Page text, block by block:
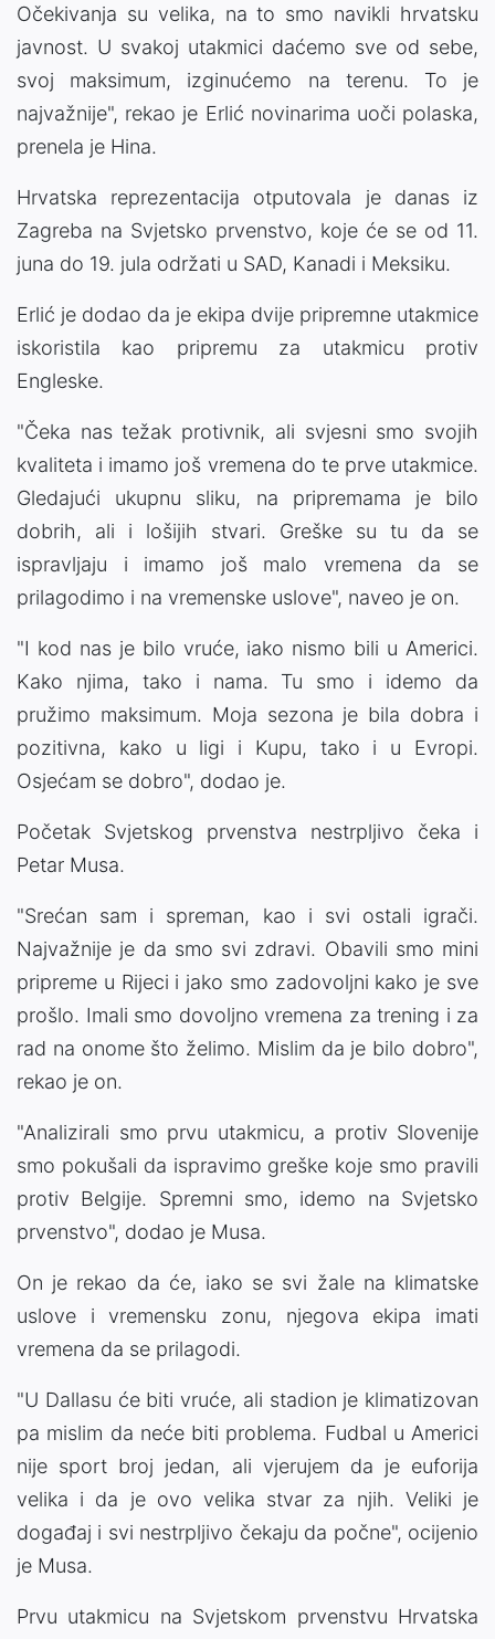
Očekivanja su velika, na to smo navikli hrvatsku
javnost. U svakoj utakmici daćemo sve od sebe,
svoj maksimum, izginućemo na terenu. To je
najvažnije", rekao je Erlić novinarima uoči polaska,
prenela je Hina.
Hrvatska reprezentacija otputovala je danas iz
Zagreba na Svjetsko prvenstvo, koje će se od 11.
juna do 19. jula održati u SAD, Kanadi i Meksiku.
Erlić je dodao da je ekipa dvije pripremne utakmice
iskoristila kao pripremu za utakmicu protiv
Engleske.
"Čeka nas težak protivnik, ali svjesni smo svojih
kvaliteta i imamo još vremena do te prve utakmice.
Gledajući ukupnu sliku, na pripremama je bilo
dobrih, ali i lošijih stvari. Greške su tu da se
ispravljaju i imamo još malo vremena da se
prilagodimo i na vremenske uslove", naveo je on.
"I kod nas je bilo vruće, iako nismo bili u Americi.
Kako njima, tako i nama. Tu smo i idemo da
pružimo maksimum. Moja sezona je bila dobra i
pozitivna, kako u ligi i Kupu, tako i u Evropi.
Osjećam se dobro", dodao je.
Početak Svjetskog prvenstva nestrpljivo čeka i
Petar Musa.
"Srećan sam i spreman, kao i svi ostali igrači.
Najvažnije je da smo svi zdravi. Obavili smo mini
pripreme u Rijeci i jako smo zadovoljni kako je sve
prošlo. Imali smo dovoljno vremena za trening i za
rad na onome što želimo. Mislim da je bilo dobro",
rekao je on.
"Analizirali smo prvu utakmicu, a protiv Slovenije
smo pokušali da ispravimo greške koje smo pravili
protiv Belgije. Spremni smo, idemo na Svjetsko
prvenstvo", dodao je Musa.
On je rekao da će, iako se svi žale na klimatske
uslove i vremensku zonu, njegova ekipa imati
vremena da se prilagodi.
"U Dallasu će biti vruće, ali stadion je klimatizovan
pa mislim da neće biti problema. Fudbal u Americi
nije sport broj jedan, ali vjerujem da je euforija
velika i da je ovo velika stvar za njih. Veliki je
događaj i svi nestrpljivo čekaju da počne", ocijenio
je Musa.
Prvu utakmicu na Svjetskom prvenstvu Hrvatska